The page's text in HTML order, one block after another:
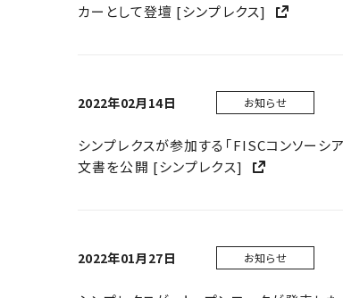
カーとして登壇 [シンプレクス]
2022年02月14日 お知らせ
シンプレクスが参加する「FISCコンソーシ
文書を公開 [シンプレクス]
2022年01月27日 お知らせ